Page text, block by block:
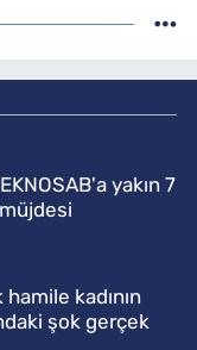
yakın 7
kadının
şok gerçek